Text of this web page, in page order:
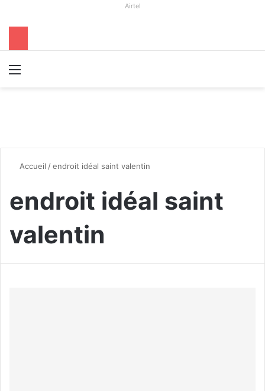
Airtel
Accueil /endroit idéal saint valentin
endroit idéal saint
valentin